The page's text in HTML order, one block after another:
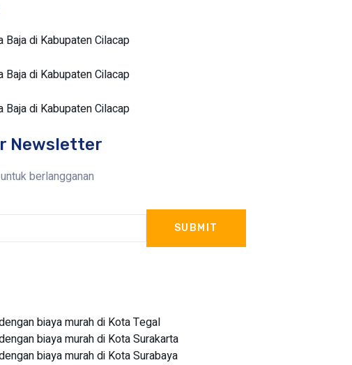
Baja di Kabupaten Cilacap
Baja di Kabupaten Cilacap
Baja di Kabupaten Cilacap
Newsletter
berlangganan
SUBMIT
biaya murah di Kota Tegal
biaya murah di Kota Surakarta
biaya murah di Kota Surabaya